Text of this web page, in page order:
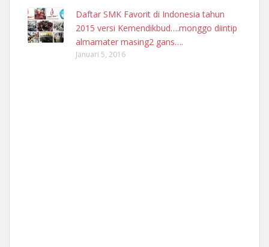
Daftar SMK Favorit di Indonesia tahun
2015 versi Kemendikbud….monggo diintip
almamater masing2 gans….
Januari 5, 2016